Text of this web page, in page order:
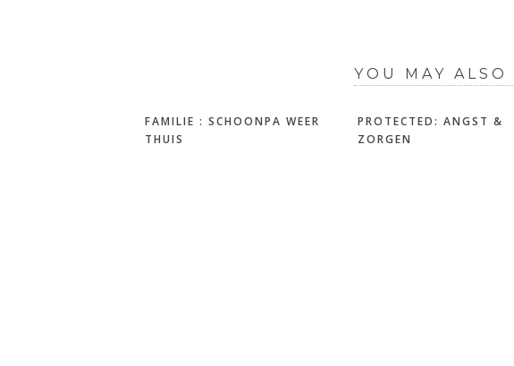
YOU MAY ALSO
FAMILIE : SCHOONPA WEER
THUIS
PROTECTED: ANGST &
ZORGEN